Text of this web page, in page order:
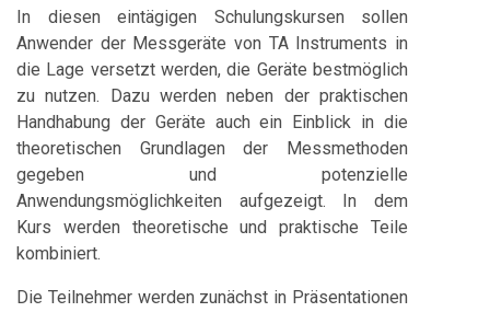
In diesen eintägigen Schulungskursen sollen
Anwender der Messgeräte von TA Instruments in
die Lage versetzt werden, die Geräte bestmöglich
zu nutzen. Dazu werden neben der praktischen
Handhabung der Geräte auch ein Einblick in die
theoretischen Grundlagen der Messmethoden
gegeben und potenzielle
Anwendungsmöglichkeiten aufgezeigt. In dem
Kurs werden theoretische und praktische Teile
kombiniert.
Die Teilnehmer werden zunächst in Präsentationen